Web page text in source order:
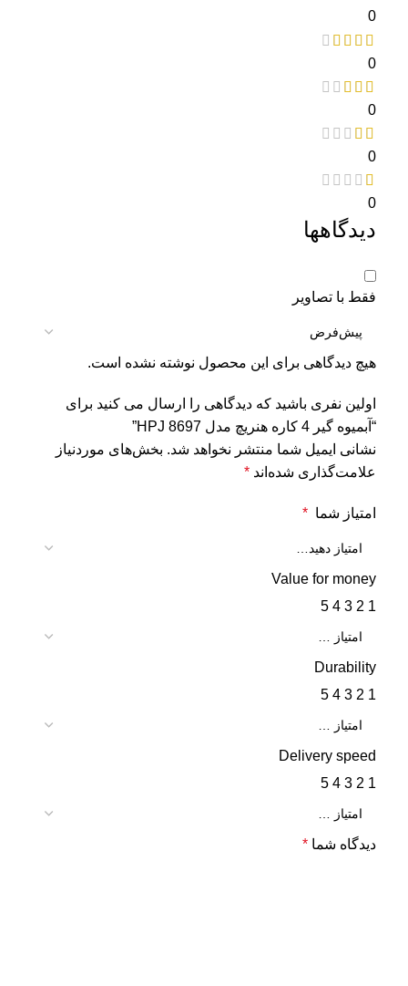
0
0
0
0
0
دیدگاهها
فقط با تصاویر
هیچ دیدگاهی برای این محصول نوشته نشده است.
اولین نفری باشید که دیدگاهی را ارسال می کنید برای
“آبمیوه گیر 4 کاره هنریچ مدل HPJ 8697”
نشانی ایمیل شما منتشر نخواهد شد. بخش‌های موردنیاز
علامت‌گذاری شده‌اند *
امتیاز شما *
Value for money
1
2
3
4
5
Durability
1
2
3
4
5
Delivery speed
1
2
3
4
5
دیدگاه شما *